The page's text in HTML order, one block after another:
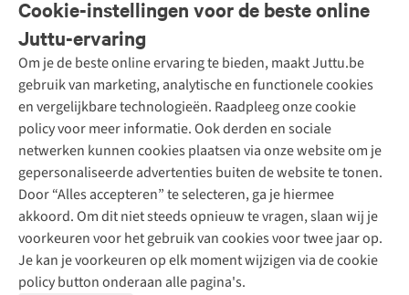
Cookie-instellingen voor de beste online
Juttu-ervaring
Om je de beste online ervaring te bieden, maakt Juttu.be
gebruik van marketing, analytische en functionele cookies
en vergelijkbare technologieën. Raadpleeg onze cookie
policy voor meer informatie. Ook derden en sociale
netwerken kunnen cookies plaatsen via onze website om je
gepersonaliseerde advertenties buiten de website te tonen.
Door “Alles accepteren” te selecteren, ga je hiermee
akkoord. Om dit niet steeds opnieuw te vragen, slaan wij je
voorkeuren voor het gebruik van cookies voor twee jaar op.
Je kan je voorkeuren op elk moment wijzigen via de cookie
policy button onderaan alle pagina's.
Bestellen
Betalen
10% studentenkorting
Klarna - achteraf betalen
Levering
Retourneren
Bestelling herroepen
Garantie
Contact
Onze diensten
Tweedehands - ReJUsed
Kledingatelier
Personal shopping
Textielbox
Events / workshops
Juttu
Over ons
Juttu Friends
Inspiratie
Werken bij Juttu
Onze winkels
De wereld van Juttu
Verantwoord ondernemen
Toegankelijkheidsverklaring
Merken
Nathalie Vleeschouwer
Selected dames
HKLiving
Dickies
Sessùn
Strom
O My Bag
Meld je aan voor de nieuwsbrief
Follow us